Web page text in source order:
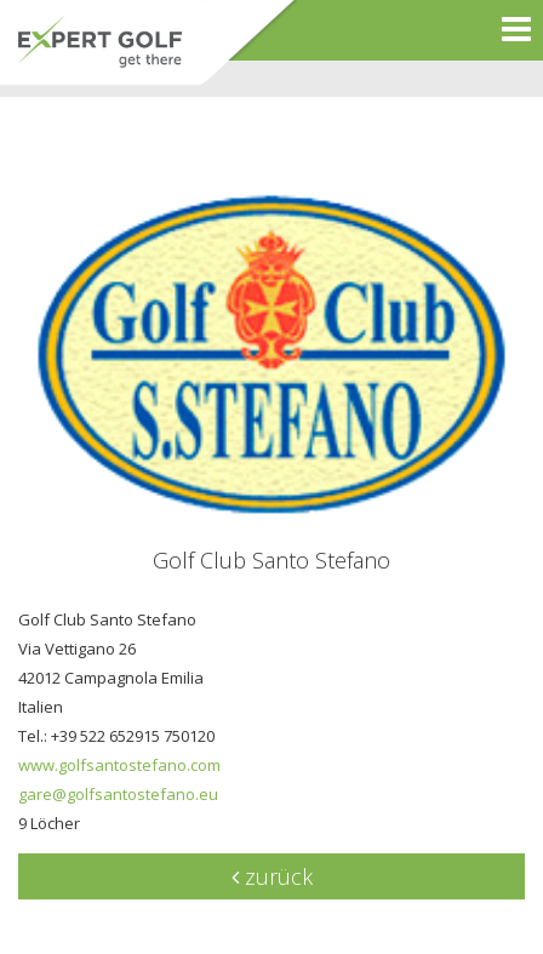
Golf Club Santo Stefano
Golf Club Santo Stefano
Via Vettigano 26
42012 Campagnola Emilia
Italien
Tel.: +39 522 652915 750120
www.golfsantostefano.com
gare@golfsantostefano.eu
9 Löcher
zurück